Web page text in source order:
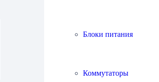
Блоки питания
Коммутаторы